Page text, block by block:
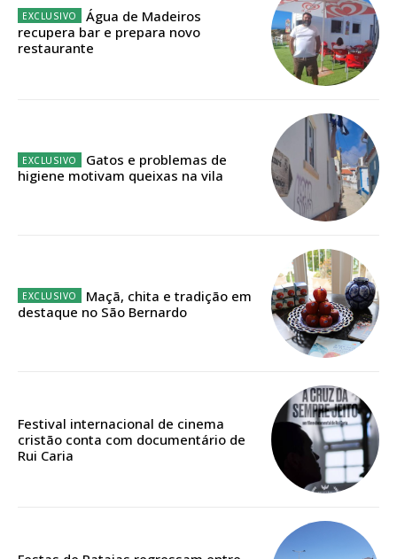
12 meses
Acesso aos conteúdos Exclusivos para
16€
Água de Madeiros
recupera bar e prepara novo
restaurante
Gatos e problemas de
higiene motivam queixas na vila
Maçã, chita e tradição em
destaque no São Bernardo
Festival internacional de cinema
cristão conta com documentário de
Rui Caria